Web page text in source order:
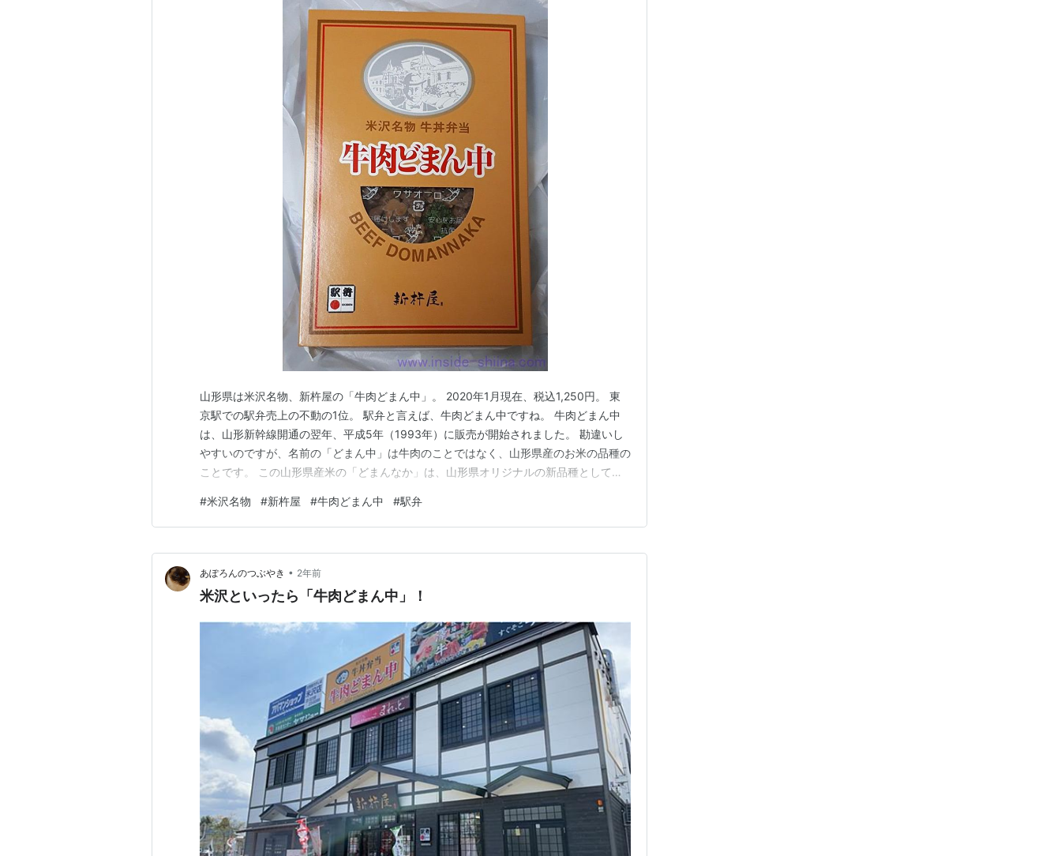
山形県は米沢名物、新杵屋の「牛肉どまん中」。 2020年1月現在、税込1,250円。 東
京駅での駅弁売上の不動の1位。 駅弁と言えば、牛肉どまん中ですね。 牛肉どまん中
は、山形新幹線開通の翌年、平成5年（1993年）に販売が開始されました。 勘違いし
やすいのですが、名前の「どまん中」は牛肉のことではなく、山形県産のお米の品種の
ことです。 この山形県産米の「どまんなか」は、山形県オリジナルの新品種として平
うです。 そうです。 お米がメインの駅弁なのです。 スポンサーリンク 駅弁 牛肉どま
ん中の販売元は？ 販売元は、新杵…
#米沢名物 #新杵屋 #牛肉どまん中 #駅弁
あぽろんのつぶやき • 2年前
米沢といったら「牛肉どまん中」！